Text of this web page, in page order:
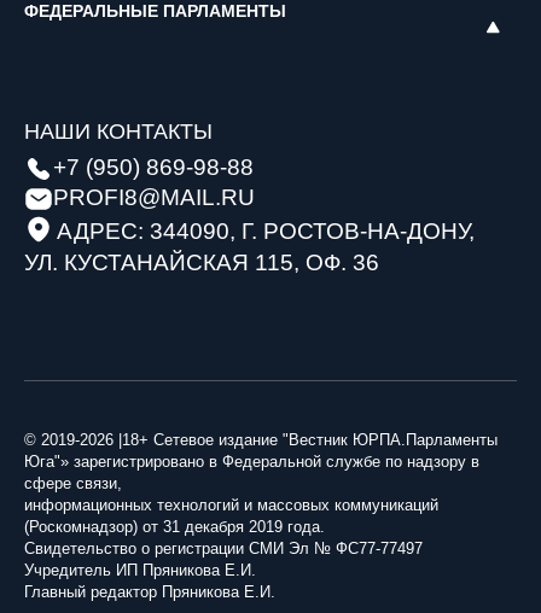
ФЕДЕРАЛЬНЫЕ ПАРЛАМЕНТЫ
НАШИ КОНТАКТЫ
+7 (950) 869-98-88
PROFI8@MAIL.RU
АДРЕС: 344090, Г. РОСТОВ-НА-ДОНУ,
УЛ. КУСТАНАЙСКАЯ 115, ОФ. 36
© 2019-2026 |18+ Сетевое издание "Вестник ЮРПА.Парламенты
Юга"» зарегистрировано в Федеральной службе по надзору в
сфере связи,
информационных технологий и массовых коммуникаций
(Роскомнадзор) от 31 декабря 2019 года.
Свидетельство о регистрации СМИ Эл № ФС77-77497
Учредитель ИП Пряникова Е.И.
Главный редактор Пряникова Е.И.